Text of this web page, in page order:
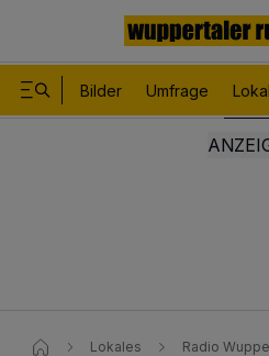
Bilder Umfrage
Lokales Radio